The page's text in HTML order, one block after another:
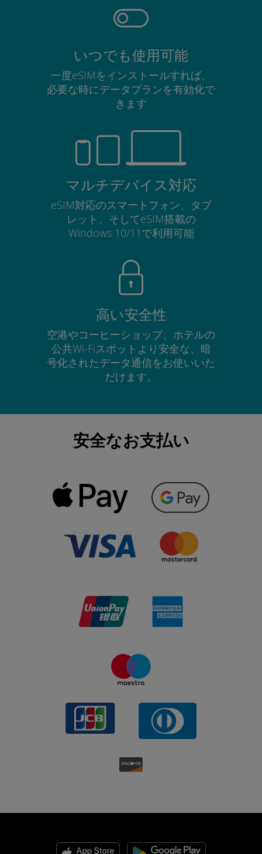
いつでも使用可能
一度eSIMをインストールすれば、
必要な時にデータプランを有効化で
きます
マルチデバイス対応
eSIM対応のスマートフォン、タブ
レット、そしてeSIM搭載の
Windows 10/11で利用可能
高い安全性
空港やコーヒーショップ、ホテルの
公共Wi-Fiスポットより安全な、暗
号化されたデータ通信をお使いいた
だけます。
安全なお支払い